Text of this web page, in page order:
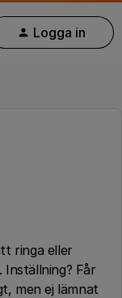
Logga in
ringa eller
Får
men ej lämnat